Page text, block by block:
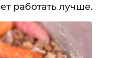
работать лучше.